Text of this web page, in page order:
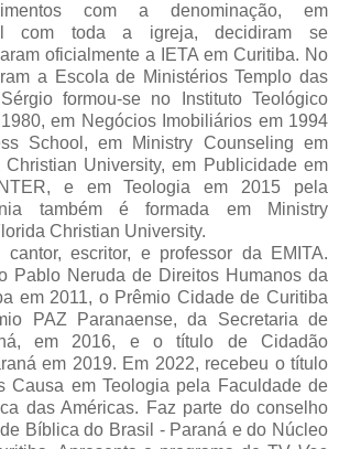
com a denominação, em
com toda a igreja, decidiram se
oficialmente a IETA em Curitiba. No
a Escola de Ministérios Templo das
formou-se no Instituto Teológico
em Negócios Imobiliários em 1994
School, em Ministry Counseling em
University, em Publicidade em
e em Teologia em 2015 pela
também é formada em Ministry
Christian University.
escritor, e professor da EMITA.
Pablo Neruda de Direitos Humanos da
em 2011, o Prêmio Cidade de Curitiba
PAZ Paranaense, da Secretaria de
em 2016, e o título de Cidadão
em 2019. Em 2022, recebeu o título
Causa em Teologia pela Faculdade de
das Américas. Faz parte do conselho
Bíblica do Brasil - Paraná e do Núcleo